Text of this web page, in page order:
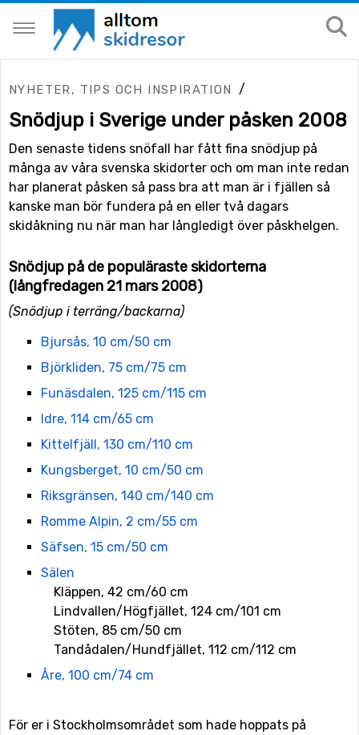
NYHETER, TIPS OCH INSPIRATION /
Snödjup i Sverige under påsken 2008
Den senaste tidens snöfall har fått fina snödjup på
många av våra svenska skidorter och om man inte redan
har planerat påsken så pass bra att man är i fjällen så
kanske man bör fundera på en eller två dagars
skidåkning nu när man har långledigt över påskhelgen.
Snödjup på de populäraste skidorterna
(långfredagen 21 mars 2008)
(Snödjup i terräng/backarna)
Bjursås, 10 cm/50 cm
Björkliden, 75 cm/75 cm
Funäsdalen, 125 cm/115 cm
Idre, 114 cm/65 cm
Kittelfjäll, 130 cm/110 cm
Kungsberget, 10 cm/50 cm
Riksgränsen, 140 cm/140 cm
Romme Alpin, 2 cm/55 cm
Säfsen, 15 cm/50 cm
Sälen
Kläppen, 42 cm/60 cm
Lindvallen/Högfjället, 124 cm/101 cm
Stöten, 85 cm/50 cm
Tandådalen/Hundfjället, 112 cm/112 cm
Åre, 100 cm/74 cm
För er i Stockholmsområdet som hade hoppats på